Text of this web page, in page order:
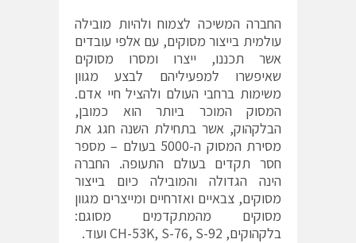
החברה המשיכה לצמוח ולהיות מובילה
עולמית בייצור מסוקים, עם אלפי עובדים
אשר תכננו, ייצרו ומסרו מסוקים
שאיפשרו למפעיליהם לבצע מגוון
משימות ברחבי העולם ולהציל חיי אדם.
המסוק המוכר ביותר הוא כמובן,
הבלקהוק, אשר בתחילת השנה חגג את
מסירת המסוק ה-5000 בעולם – מספר
חסר תקדים בעולם התעופה. החברה
הינה הגדולה והמובילה כיום בייצור
מסוקים, צבאיים ואזרחיים ומייצרים מגוון
מסוקים מהמתקדמים מסוגם:
בלקהוקים, CH-53K, S-76, S-92 ועוד.